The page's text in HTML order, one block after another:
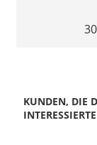
KUNDEN, DIE